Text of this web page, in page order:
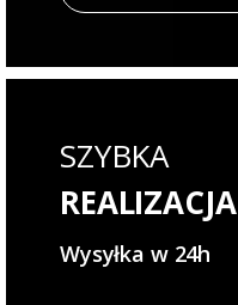
SZYBKA
REALIZACJA
Wysyłka w 24h